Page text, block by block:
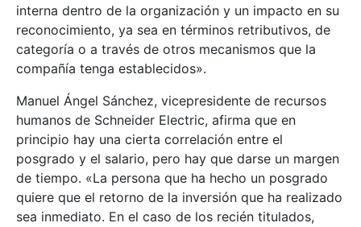
interna dentro de la organización y un impacto en su
reconocimiento, ya sea en términos retributivos, de
categoría o a través de otros mecanismos que la
compañía tenga establecidos».
Manuel Ángel Sánchez, vicepresidente de recursos
humanos de Schneider Electric, afirma que en
principio hay una cierta correlación entre el
posgrado y el salario, pero hay que darse un margen
de tiempo. «La persona que ha hecho un posgrado
quiere que el retorno de la inversión que ha realizado
sea inmediato. En el caso de los recién titulados,